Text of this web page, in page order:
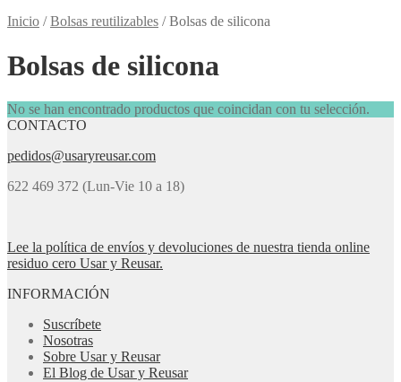
Inicio /Bolsas reutilizables /Bolsas de silicona
Bolsas de silicona
No se han encontrado productos que coincidan con tu selección.
CONTACTO
pedidos@usaryreusar.com
622 469 372 (Lun-Vie 10 a 18)
Lee la política de envíos y devoluciones de nuestra tienda online
residuo cero Usar y Reusar.
INFORMACIÓN
Suscríbete
Nosotras
Sobre Usar y Reusar
El Blog de Usar y Reusar